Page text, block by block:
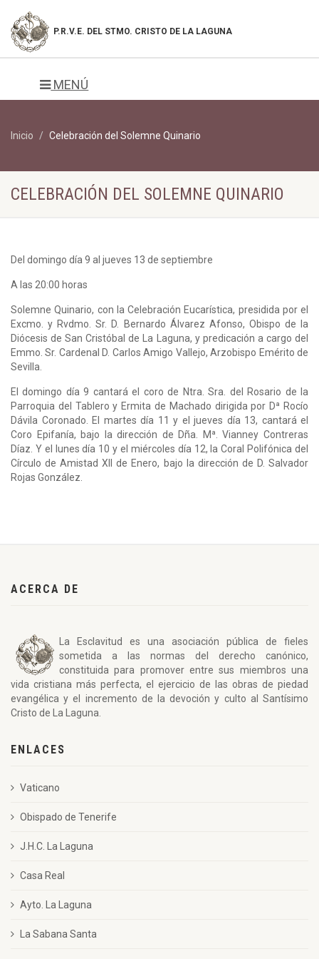
P.R.V.E. DEL STMO. CRISTO DE LA LAGUNA
MENÚ
Inicio Celebración del Solemne Quinario
CELEBRACIÓN DEL SOLEMNE QUINARIO
Del domingo día 9 al jueves 13 de septiembre
A las 20:00 horas
Solemne Quinario, con la Celebración Eucarística, presidida por el
Excmo. y Rvdmo. Sr. D. Bernardo Álvarez Afonso, Obispo de la
Diócesis de San Cristóbal de La Laguna, y predicación a cargo del
Emmo. Sr. Cardenal D. Carlos Amigo Vallejo, Arzobispo Emérito de
Sevilla.
El domingo día 9 cantará el coro de Ntra. Sra. del Rosario de la
Parroquia del Tablero y Ermita de Machado dirigida por Dª Rocío
Dávila Coronado. El martes día 11 y el jueves día 13, cantará el
Coro Epifanía, bajo la dirección de Dña. Mª. Vianney Contreras
Díaz. Y el lunes día 10 y el miércoles día 12, la Coral Polifónica del
Círculo de Amistad XII de Enero, bajo la dirección de D. Salvador
Rojas González.
ACERCA DE
La Esclavitud es una asociación pública de fieles
sometida a las normas del derecho canónico,
constituida para promover entre sus miembros una
vida cristiana más perfecta, el ejercicio de las obras de piedad
evangélica y el incremento de la devoción y culto al Santísimo
Cristo de La Laguna.
ENLACES
Vaticano
Obispado de Tenerife
J.H.C. La Laguna
Casa Real
Ayto. La Laguna
La Sabana Santa